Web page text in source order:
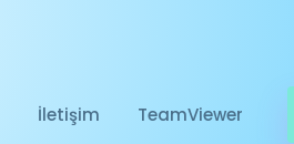
İletişim TeamViewer